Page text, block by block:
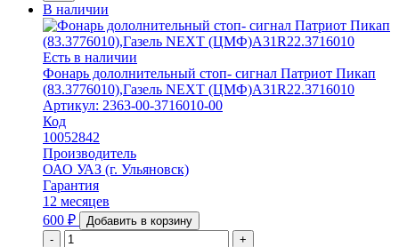
В наличии
Есть в наличии
Фонарь дололнительный стоп- сигнал Патриот Пикап
(83.3776010),Газель NEXT (ЦМФ)А31R22.3716010
Артикул: 2363-00-3716010-00
Код
10052842
Производитель
ОАО УАЗ (г. Ульяновск)
Гарантия
12 месяцев
600 ₽
Добавить в корзину
-
+